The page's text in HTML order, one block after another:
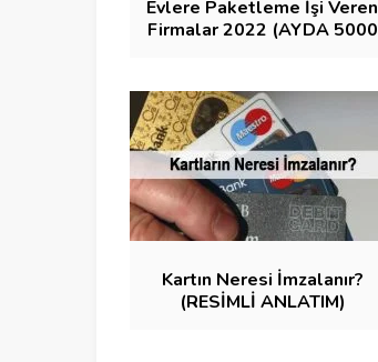
Evlere Paketleme İşi Veren
Firmalar 2022 (AYDA 5000
Kartın Neresi İmzalanır?
(RESİMLİ ANLATIM)